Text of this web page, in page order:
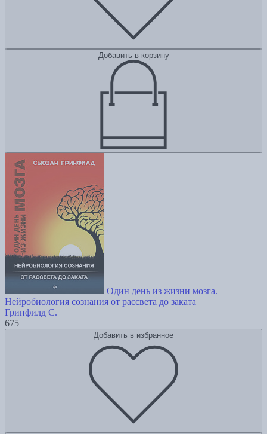
Добавить в корзину
Один день из жизни мозга.
Нейробиология сознания от рассвета до заката
Гринфилд С.
675
Добавить в избранное